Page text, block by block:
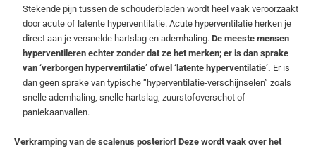
Stekende pijn tussen de schouderbladen wordt heel vaak veroorzaakt
door acute of latente hyperventilatie. Acute hyperventilatie herken je
direct aan je versnelde hartslag en ademhaling. De meeste mensen
hyperventileren echter zonder dat ze het merken; er is dan sprake
van ‘verborgen hyperventilatie’ ofwel ‘latente hyperventilatie’. Er is
dan geen sprake van typische “hyperventilatie-verschijnselen” zoals
snelle ademhaling, snelle hartslag, zuurstofoverschot of
paniekaanvallen.
Verkramping van de scalenus posterior! Deze wordt vaak over het